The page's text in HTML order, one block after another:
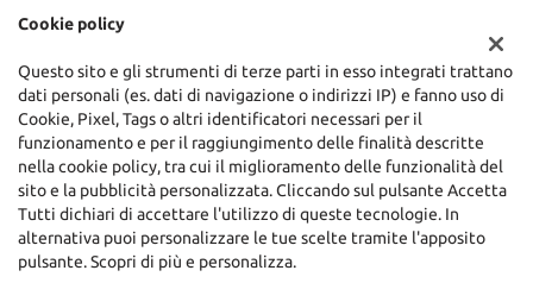
Auto & Motori Di Daniele Bagozzi
Via della Stella, 138, Concesio (BS)
C.F/P.IVA:
03856060987
Registro delle imprese:BS
Cookie policy
Questo sito e gli strumenti di terze parti in esso integrati trattano
dati personali (es. dati di navigazione o indirizzi IP) e fanno uso di
Cookie, Pixel, Tags o altri identificatori necessari per il
funzionamento e per il raggiungimento delle finalità descritte
nella cookie policy, tra cui il miglioramento delle funzionalità del
sito e la pubblicità personalizzata. Cliccando sul pulsante Accetta
Tutti dichiari di accettare l'utilizzo di queste tecnologie. In
alternativa puoi personalizzare le tue scelte tramite l'apposito
pulsante. Scopri di più e personalizza.